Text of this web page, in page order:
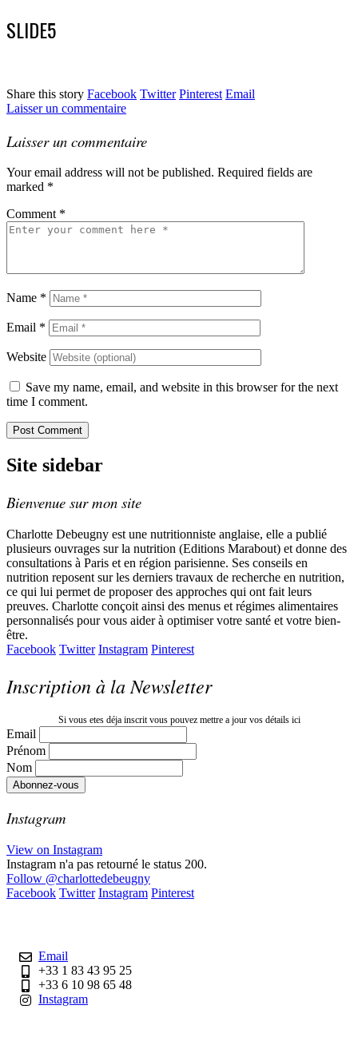
SLIDE5
Share this story Facebook Twitter Pinterest Email
Laisser un commentaire
Laisser un commentaire
Your email address will not be published. Required fields are
marked *
Comment *
Name *
Email *
Website
Save my name, email, and website in this browser for the next
time I comment.
Site sidebar
Bienvenue sur mon site
Charlotte Debeugny est une nutritionniste anglaise, elle a publié
plusieurs ouvrages sur la nutrition (Editions Marabout) et donne des
consultations à Paris et en région parisienne. Ses conseils en
nutrition reposent sur les derniers travaux de recherche en nutrition,
ce qui lui permet de proposer des approches qui ont fait leurs
preuves. Charlotte conçoit ainsi des menus et régimes alimentaires
personnalisés pour vous aider à optimiser votre santé et votre bien-
être.
Facebook Twitter Instagram Pinterest
Inscription à la Newsletter
Si vous etes déja inscrit vous pouvez mettre a jour vos détails ici
Email
Prénom
Nom
Instagram
View on Instagram
Instagram n'a pas retourné le status 200.
Follow @charlottedebeugny
Facebook Twitter Instagram Pinterest
Email
+33 1 83 43 95 25
+33 6 10 98 65 48
Instagram